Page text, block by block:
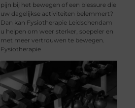
pijn bij het bewegen of een blessure die
uw dagelijkse activiteiten belemmert?
Dan kan Fysiotherapie Leidschendam
u helpen om weer sterker, soepeler en
met meer vertrouwen te bewegen.
Fysiotherapie